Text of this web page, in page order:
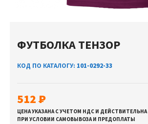
ФУТБОЛКА ТЕНЗОР
КОД ПО КАТАЛОГУ: 101-0292-33
512
ЦЕНА УКАЗАНА С УЧЕТОМ НДС И ДЕЙСТВИТЕЛЬНА
ПРИ УСЛОВИИ САМОВЫВОЗА И ПРЕДОПЛАТЫ